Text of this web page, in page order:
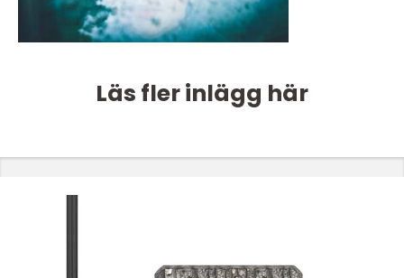
Läs fler inlägg här